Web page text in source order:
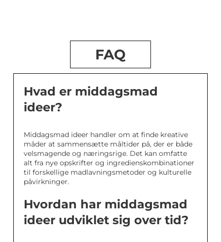
FAQ
Hvad er middagsmad
ideer?
Middagsmad ideer handler om at finde kreative
måder at sammensætte måltider på, der er både
velsmagende og næringsrige. Det kan omfatte
alt fra nye opskrifter og ingredienskombinationer
til forskellige madlavningsmetoder og kulturelle
påvirkninger.
Hvordan har middagsmad
ideer udviklet sig over tid?